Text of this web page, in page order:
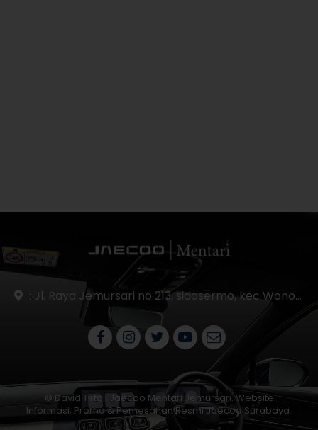
: Jl. Raya Jemursari no 213, sidosermo, kec Wonocolo Surabaya 60239.
© David Tirto | Jaecoo Mentari Jemursari. Website
Informasi, Promo & Pemesanan Resmi Jaecoo Surabaya.